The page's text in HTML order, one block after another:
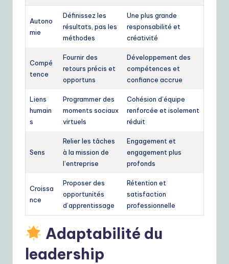
Autono
mie
Définissez les
résultats, pas les
méthodes
Une plus grande
responsabilité et
créativité
Compé
tence
Fournir des
retours précis et
opportuns
Développement des
compétences et
confiance accrue
Liens
humain
s
Programmer des
moments sociaux
virtuels
Cohésion d’équipe
renforcée et isolement
réduit
Sens
Relier les tâches
à la mission de
l’entreprise
Engagement et
engagement plus
profonds
Croissa
nce
Proposer des
opportunités
d’apprentissage
Rétention et
satisfaction
professionnelle
Adaptabilité du
leadership